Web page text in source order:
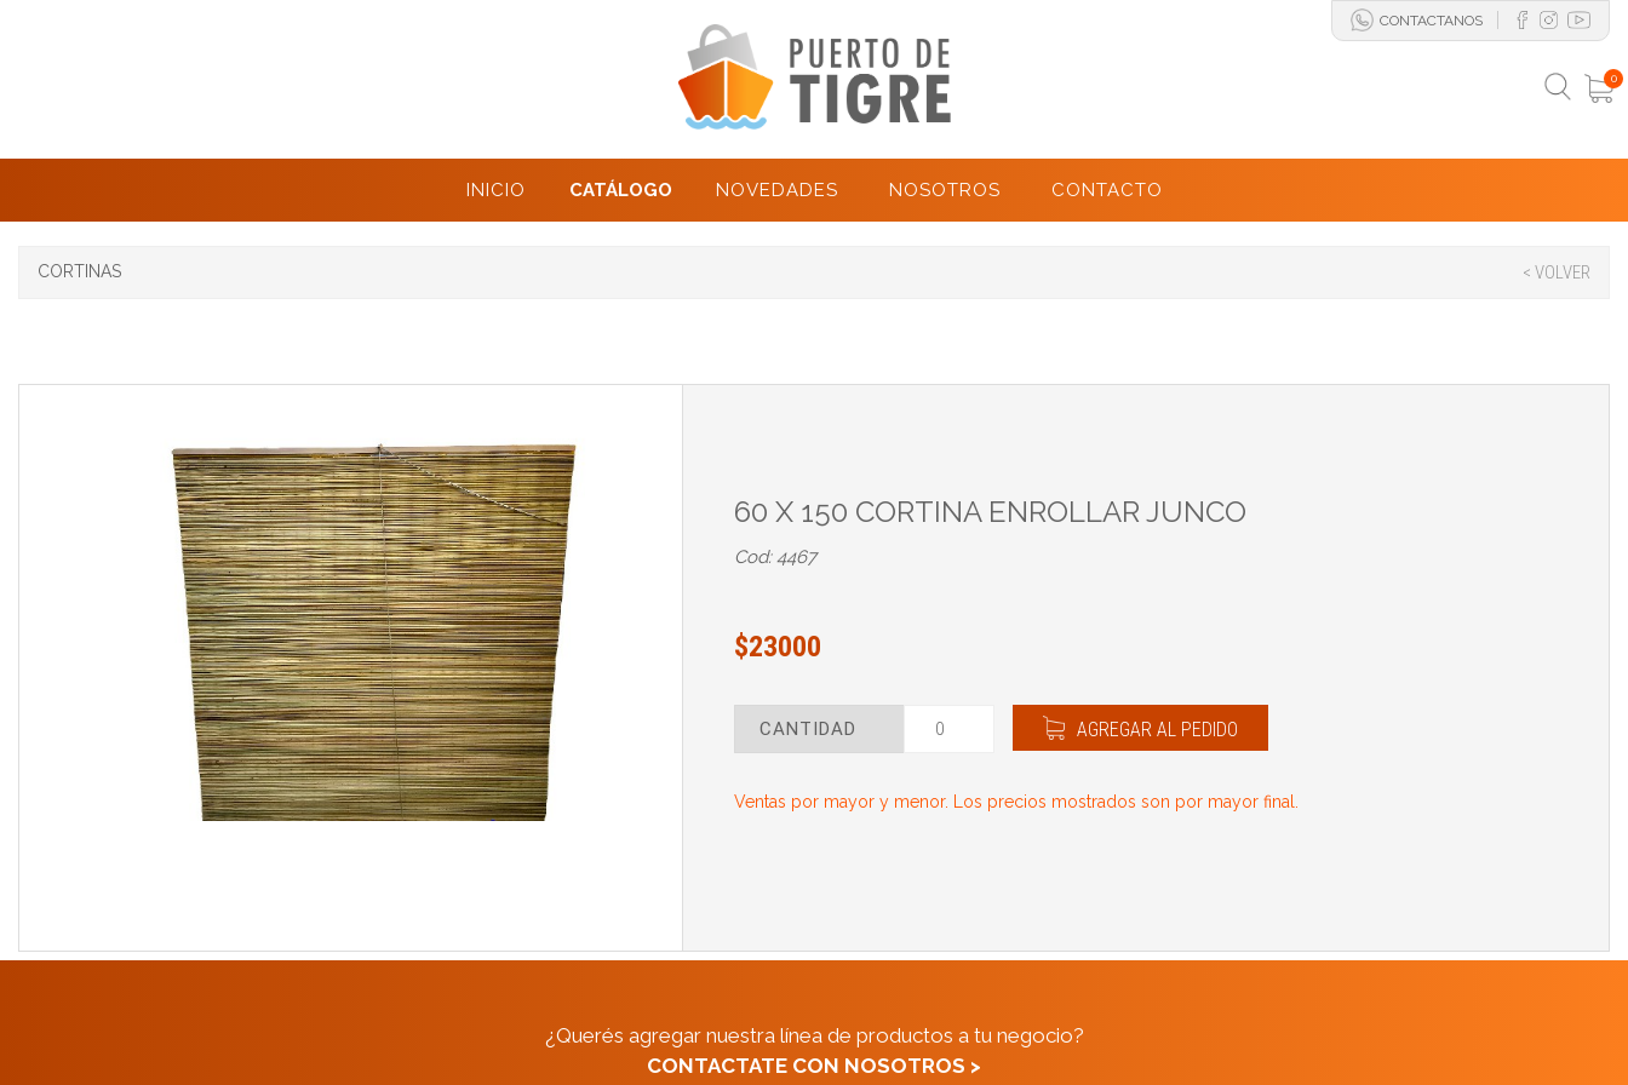
CONTACTANOS
0
INICIO CATÁLOGO NOVEDADES NOSOTROS CONTACTO
CORTINAS < VOLVER
60 X 150 CORTINA ENROLLAR JUNCO
Cod: 4467
$23000
CANTIDAD AGREGAR AL PEDIDO
Ventas por mayor y menor. Los precios mostrados son por mayor final.
¿Querés agregar nuestra línea de productos a tu negocio?
CONTACTATE CON NOSOTROS >